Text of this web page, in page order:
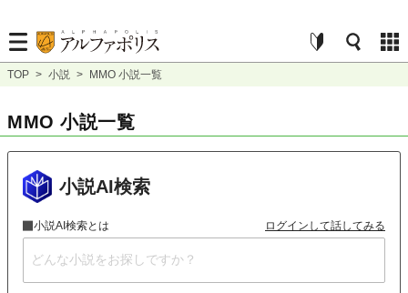
TOP > 小説 > MMO 小説一覧
MMO 小説一覧
小説AI検索
小説AI検索とは ログインして話してみる